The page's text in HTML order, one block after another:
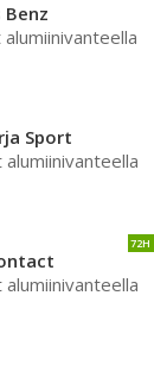
Benz
Sport
72H